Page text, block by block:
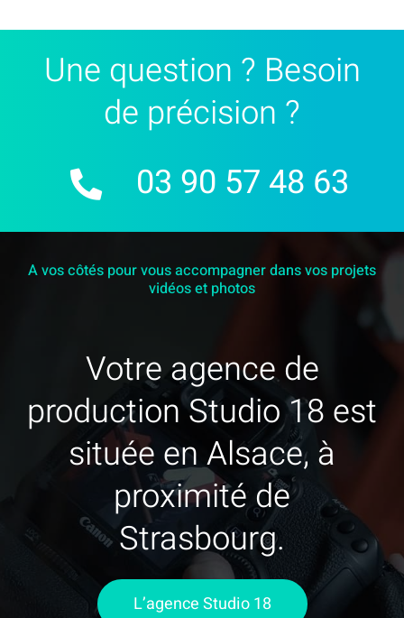
Une question ? Besoin
de précision ?
03 90 57 48 63
A vos côtés pour vous accompagner dans vos projets
vidéos et photos
Votre agence de
production Studio 18 est
située en Alsace, à
proximité de
Strasbourg.
L’agence Studio 18